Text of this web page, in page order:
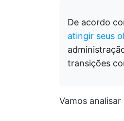
De acordo
atingir seus
transições
Vamos